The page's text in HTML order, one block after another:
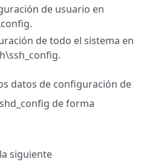
de usuario en
de todo el sistema en
datos de configuración de
de forma
siguiente